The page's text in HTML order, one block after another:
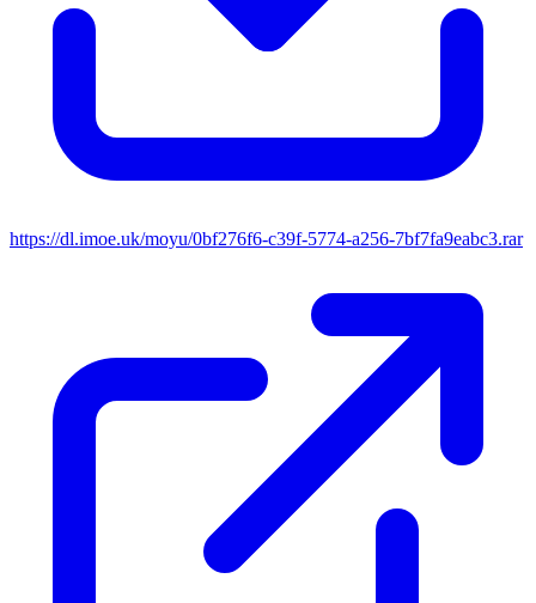
https://dl.imoe.uk/moyu/0bf276f6-c39f-5774-a256-7bf7fa9eabc3.rar